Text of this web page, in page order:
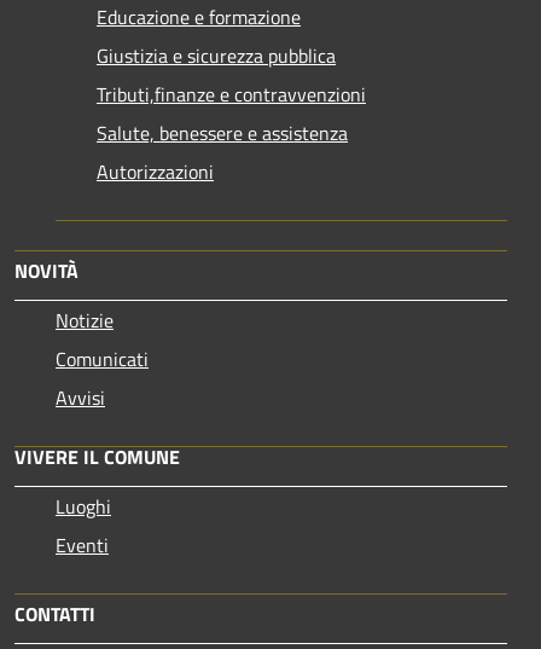
Educazione e formazione
Giustizia e sicurezza pubblica
Tributi,finanze e contravvenzioni
Salute, benessere e assistenza
Autorizzazioni
NOVITÀ
Notizie
Comunicati
Avvisi
VIVERE IL COMUNE
Luoghi
Eventi
CONTATTI